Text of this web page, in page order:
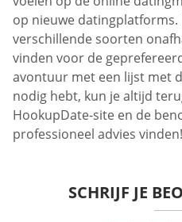
op nieuwe datingplatforms.
verschillende soorten
vinden voor de
avontuur met een lijst met
nodig hebt, kun je altijd
HookupDate-site en de
professioneel advies vinden!
SCHRIJF JE